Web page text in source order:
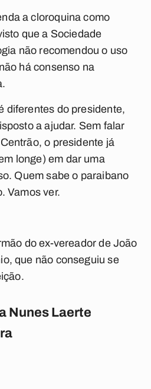
a cloroquina como
que a Sociedade
não recomendou o uso
há consenso na
diferentes do presidente,
a ajudar. Sem falar
o presidente já
longe) em dar uma
Quem sabe o paraibano
Vamos ver.
do ex-vereador de João
que não conseguiu se
Nunes Laerte